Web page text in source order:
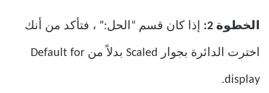
الخطوة 2: إذا كان قسم “الحل:” ، فتأكد من أنك
اخترت الدائرة بجوار Scaled بدلاً من Default for
display.